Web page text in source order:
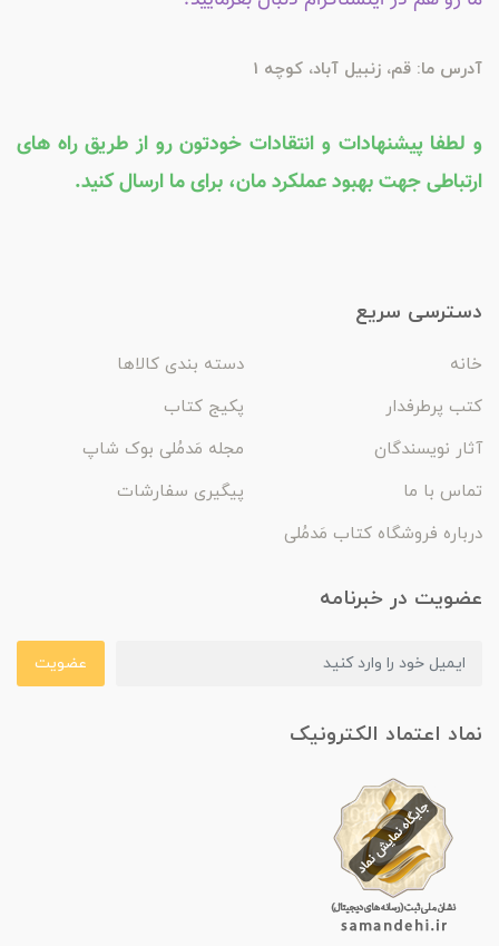
آدرس ما: قم، زنبیل آباد، کوچه 1
و لطفا پیشنهادات و انتقادات خودتون رو از طریق راه های
ارتباطی جهت بهبود عملکرد مان، برای ما ارسال کنید.
دسترسی سریع
خانه
دسته بندی کالاها
کتب پرطرفدار
پکیج کتاب
آثار نویسندگان
مجله مَدمُلی بوک شاپ
تماس با ما
پیگیری سفارشات
درباره فروشگاه کتاب مَدمُلی
عضویت در خبرنامه
عضویت
نماد اعتماد الکترونیک